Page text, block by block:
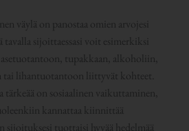
väylä on panostaa omien arvojesi
tavalla sijoittaessasi voit esimerkiksi
tupakkaan, alkoholiin,
tai lihantuotantoon liittyvät kohteet.
tärkeää on sosiaalinen vaikuttaminen,
kannattaa kiinnittää
sijoituksesi tuottaisi hyvää hedelmää